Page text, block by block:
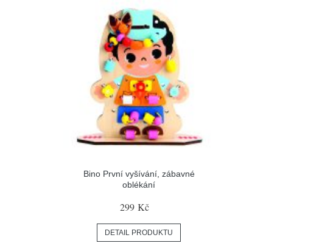
Bino První vyšívání, zábavné
oblékání
299 Kč
DETAIL PRODUKTU